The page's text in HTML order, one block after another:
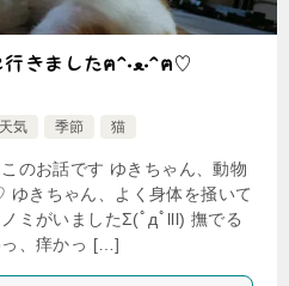
ゆきちゃん、動物病院に行きましたฅ^•ﻌ•^ฅ♡
天気 季節 猫
のお話です ゆきちゃん、動物
ミがいましたΣ(ﾟдﾟlll) 撫でる
っ、痒かっ […]